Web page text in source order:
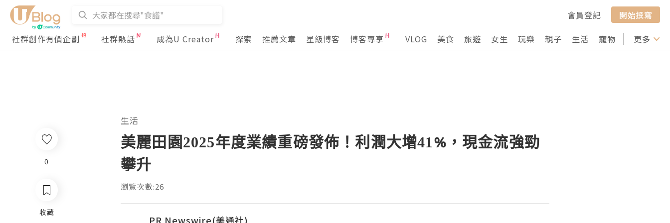
會員登記
開始撰寫
社群創作有價企劃
社群熱話 成為U Creator 探索 推薦文章 星級博客 博客專享 VLOG 美食 旅遊 女生 玩樂 親子 生活 寵物 行山 打卡
更多
0
收藏
生活
美麗田園2025年度業績重磅發佈！利潤大增41%，現金流強勁
攀升
瀏覽次數:26
PR Newswire(美通社)